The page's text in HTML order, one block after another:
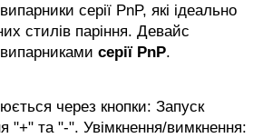
серії PnP, які ідеально
стилів паріння. Девайс
серії PnP.
через кнопки: Запуск
"+" та "-". Увімкнення/вимкнення: